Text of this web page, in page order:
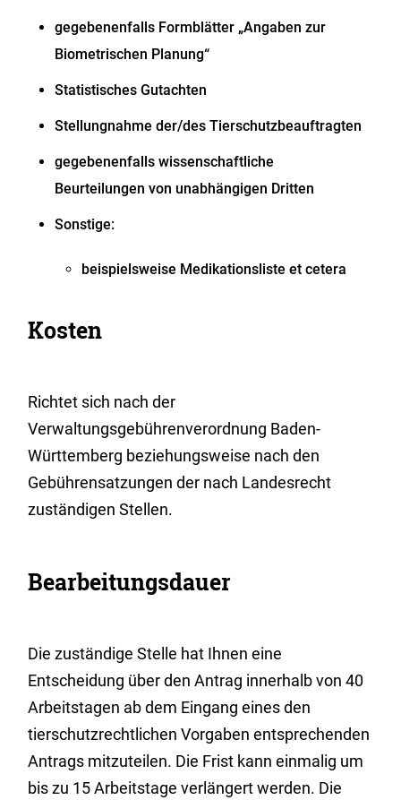
gegebenenfalls Formblätter „Angaben zur
Biometrischen Planung“
Statistisches Gutachten
Stellungnahme der/des Tierschutzbeauftragten
gegebenenfalls wissenschaftliche
Beurteilungen von unabhängigen Dritten
Sonstige:
beispielsweise Medikationsliste et cetera
Kosten
Richtet sich nach der
Verwaltungsgebührenverordnung Baden-
Württemberg beziehungsweise nach den
Gebührensatzungen der nach Landesrecht
zuständigen Stellen.
Bearbeitungsdauer
Die zuständige Stelle hat Ihnen eine
Entscheidung über den Antrag innerhalb von 40
Arbeitstagen ab dem Eingang eines den
tierschutzrechtlichen Vorgaben entsprechenden
Antrags mitzuteilen. Die Frist kann einmalig um
bis zu 15 Arbeitstage verlängert werden. Die